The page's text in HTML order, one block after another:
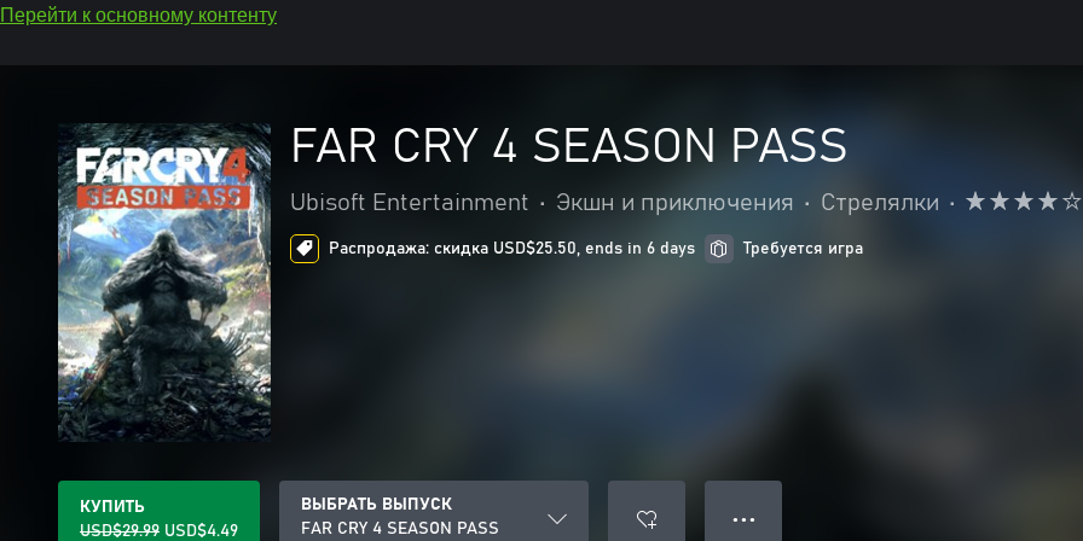
Перейти к основному контенту
FAR CRY 4 SEASON PASS
Ubisoft Entertainment • Экшн и приключения • Стрелялки •
Распродажа: скидка USD$25.50, ends in 6 days Требуется игра
КУПИТЬ
USD$29.99 USD$4.49
ВЫБРАТЬ ВЫПУСК
FAR CRY 4 SEASON PASS
● ● ●